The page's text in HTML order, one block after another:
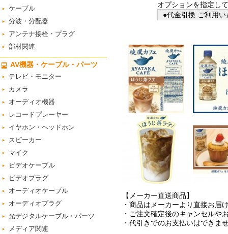
ケーブル
分波・分配器
アンテナ接栓・プラグ
部材関連
AV機器・ケーブル・パーツ
テレビ・モニター
カメラ
オーディオ機器
レコードプレーヤー
イヤホン・ヘッドホン
スピーカー
マイク
ビデオケーブル
ビデオプラグ
オーディオケーブル
オーディオプラグ
光デジタルケーブル・パーツ
メディア関連
オプションを指定し
●代金引換 ご利用
【メーカー直送商品】
・商品はメーカーより直接お届
・ご注文確定後のキャンセルや
・代引きでのお支払いはできま